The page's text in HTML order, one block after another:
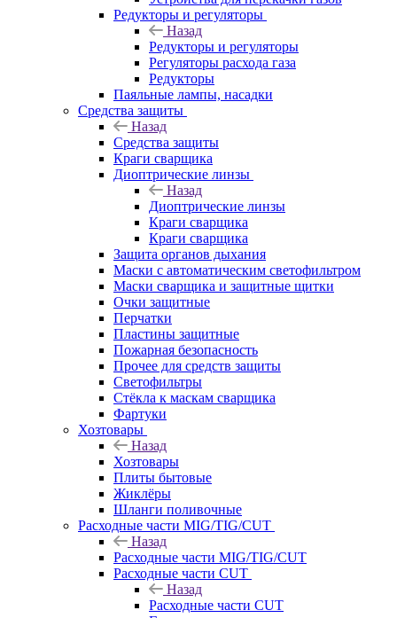
Редукторы и регуляторы
Назад
Редукторы и регуляторы
Регуляторы расхода газа
Редукторы
Паяльные лампы, насадки
Средства защиты
Назад
Средства защиты
Краги сварщика
Диоптрические линзы
Назад
Диоптрические линзы
Краги сварщика
Краги сварщика
Защита органов дыхания
Маски с автоматическим светофильтром
Маски сварщика и защитные щитки
Очки защитные
Перчатки
Пластины защитные
Пожарная безопасность
Прочее для средств защиты
Светофильтры
Стёкла к маскам сварщика
Фартуки
Хозтовары
Назад
Хозтовары
Плиты бытовые
Жиклёры
Шланги поливочные
Расходные части MIG/TIG/CUT
Назад
Расходные части MIG/TIG/CUT
Расходные части CUT
Назад
Расходные части CUT